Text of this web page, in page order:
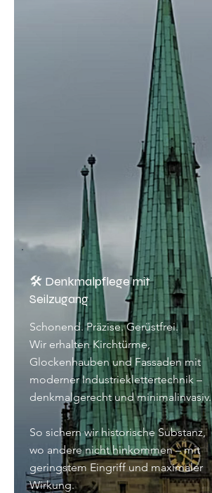
🛠 Denkmalpflege mit
Seilzugang
Schonend. Präzise. Gerüstfrei.
Wir erhalten Kirchtürme,
Glockenhauben und Fassaden mit
moderner Industrieklettertechnik –
denkmalgerecht und minimalinvasiv.
So sichern wir historische Substanz,
wo andere nicht hinkommen – mit
geringstem Eingriff und maximaler
Wirkung.